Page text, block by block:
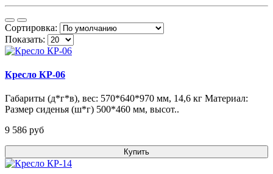
Сортировка:
Показать:
Кресло КР-06
Габариты (д*г*в), вес: 570*640*970 мм, 14,6 кг Материал:
Размер сиденья (ш*г) 500*460 мм, высот..
9 586 pуб
Купить